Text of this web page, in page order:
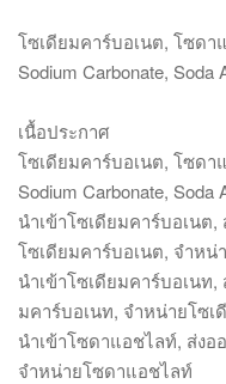
โซเดียมคาร์บอเนต, โซด
Sodium Carbonate, Soda
เนื้อประกาศ
โซเดียมคาร์บอเนต, โซด
Sodium Carbonate, Soda
นำเข้าโซเดียมคาร์บอเนต
โซเดียมคาร์บอเนต, จำหน่
นำเข้าโซเดียมคาร์บอเนท
มคาร์บอเนท, จำหน่ายโซเ
นำเข้าโซดาแอชไลท์, ส่ง
จำหน่ายโซดาแอชไลท์